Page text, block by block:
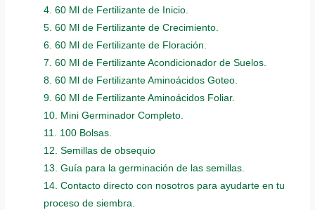
4. 60 Ml de Fertilizante de Inicio.
5. 60 Ml de Fertilizante de Crecimiento.
6. 60 Ml de Fertilizante de Floración.
7. 60 Ml de Fertilizante Acondicionador de Suelos.
8. 60 Ml de Fertilizante Aminoácidos Goteo.
9. 60 Ml de Fertilizante Aminoácidos Foliar.
10. Mini Germinador Completo.
11. 100 Bolsas.
12. Semillas de obsequio
13. Guía para la germinación de las semillas.
14. Contacto directo con nosotros para ayudarte en tu
proceso de siembra.